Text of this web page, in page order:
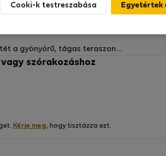
egyaránt ideális. Kiválóan
egy frissítő tengerparti kiruccanásra.
a gyönyörű, tágas teraszon.
strand. Ideális kiindulópont
szórakozáshoz
Kérje meg, hogy tisztázza ezt.
Cooki-k testreszabása